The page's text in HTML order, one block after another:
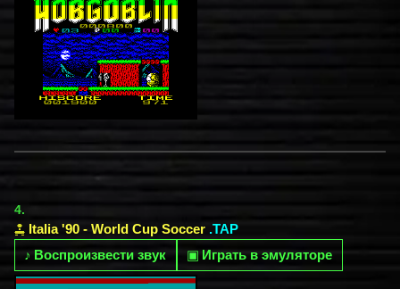
4.
Italia '90 - World Cup Soccer .TAP
♪ Воспроизвести звук ▣ Играть в эмуляторе